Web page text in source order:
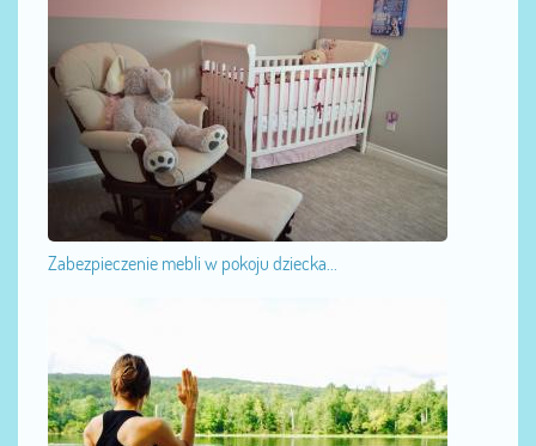
Zabezpieczenie mebli w pokoju dziecka...